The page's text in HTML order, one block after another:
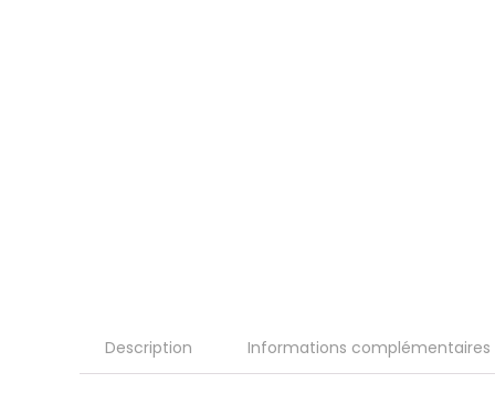
Description Informations complémentaires